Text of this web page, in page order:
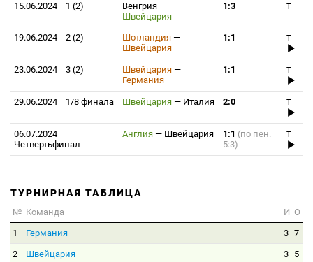
15.06.2024
1 (2) Венгрия —
Швейцария
1:3 T
19.06.2024 2 (2) Шотландия —
Швейцария
1:1 T
23.06.2024 3 (2) Швейцария —
Германия
1:1 T
29.06.2024 1/8 финала Швейцария — Италия 2:0 T
06.07.2024
Четвертьфинал
Англия — Швейцария 1:1 (по пен.
5:3)
T
ТУРНИРНАЯ ТАБЛИЦА
№ Команда И О
1
Германия 3 7
2
Швейцария 3 5